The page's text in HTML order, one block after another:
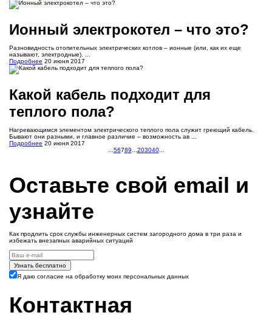
Ионный электрокотел – что это?
Разновидность отопительных электрических котлов – ионные (или, как их еще
называют, электродные). ...
Подробнее 20 июня 2017
Какой кабель подходит для
теплого пола?
Нагревающимся элементом электрического теплого пола служит греющий кабель.
Бывают они разными, и главное различие – возможность ав ...
Подробнее 20 июня 2017
56789 203040...
Оставьте свой email и
узнайте
Как продлить срок службы инженерных систем загородного дома в три раза и
избежать внезапных аварийных ситуаций
Узнать бесплатно
Я даю согласие на обработку моих персональных данных
Контактная